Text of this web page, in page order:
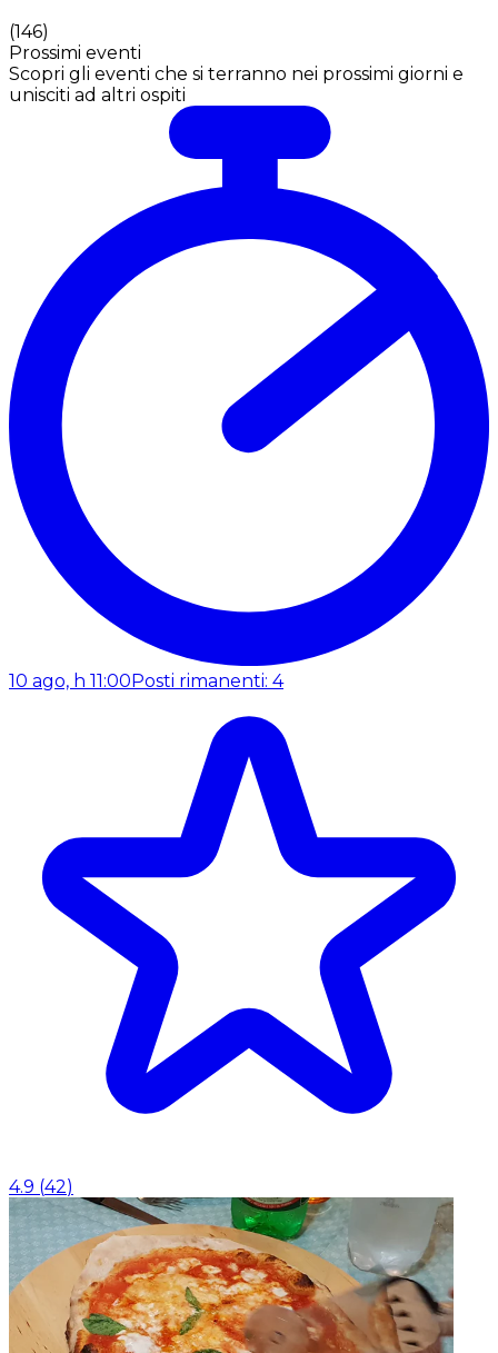
(146)
Prossimi eventi
Scopri gli eventi che si terranno nei prossimi giorni e
unisciti ad altri ospiti
10 ago, h 11:00 Posti rimanenti: 4
4.9 (42)